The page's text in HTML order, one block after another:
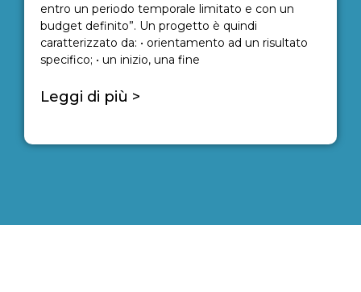
entro un periodo temporale limitato e con un
budget definito”. Un progetto è quindi
caratterizzato da: • orientamento ad un risultato
specifico; • un inizio, una fine
Leggi di più >